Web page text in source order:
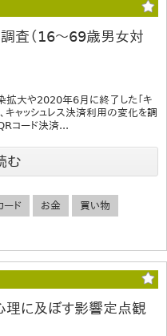
調査（16～69歳男女対
拡大や2020年6月に終了した「キ
キャッシュレス決済利用の変化を調
コード決済...
む
ード お金 買い物
理に及ぼす影響定点観